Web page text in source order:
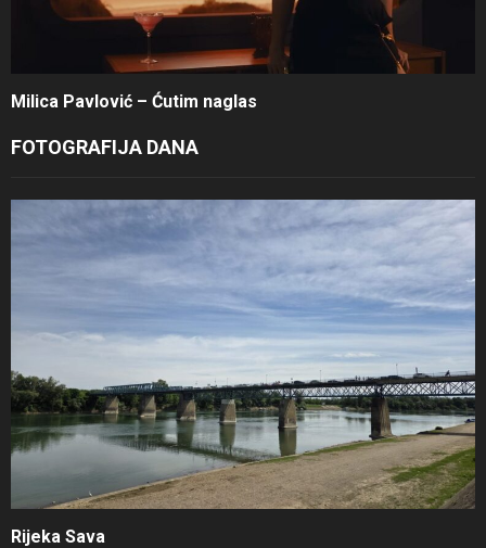
Milica Pavlović – Ćutim naglas
FOTOGRAFIJA DANA
Rijeka Sava